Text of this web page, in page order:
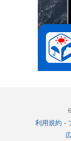
利用規約 -